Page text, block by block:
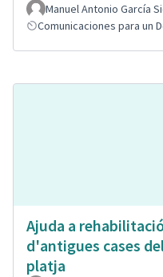
Manuel Antonio García
Comunicaciones para un
Ajuda a
d'antigues cases
platja